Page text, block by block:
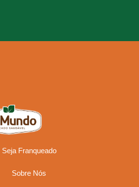
Seja Franqueado
Sobre Nós